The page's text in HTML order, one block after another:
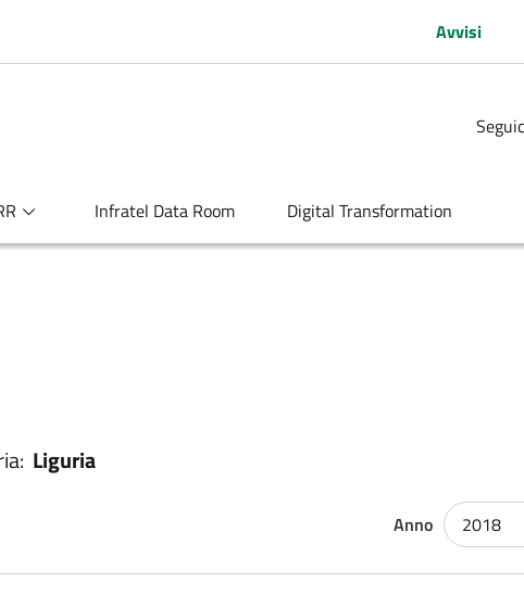
Avvisi
Infratel Data Room Digital Transformation
Liguria
Anno 2018